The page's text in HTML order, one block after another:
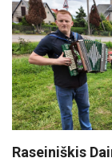
Raseiniškis